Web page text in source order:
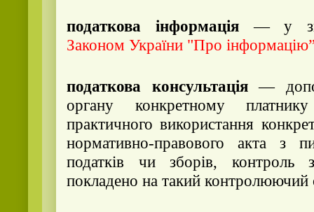
податкова інформація— у
Законом України "Про
податкова консультація—
органу конкретному
практичного використання
нормативно-правового акта з
податків чи зборів, контроль
покладено на такий контролюючий